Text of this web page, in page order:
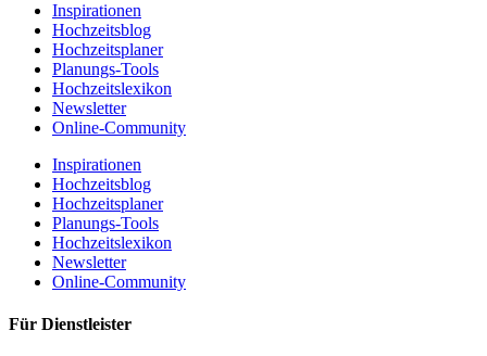
Inspirationen
Hochzeitsblog
Hochzeitsplaner
Planungs-Tools
Hochzeitslexikon
Newsletter
Online-Community
Inspirationen
Hochzeitsblog
Hochzeitsplaner
Planungs-Tools
Hochzeitslexikon
Newsletter
Online-Community
Für Dienstleister